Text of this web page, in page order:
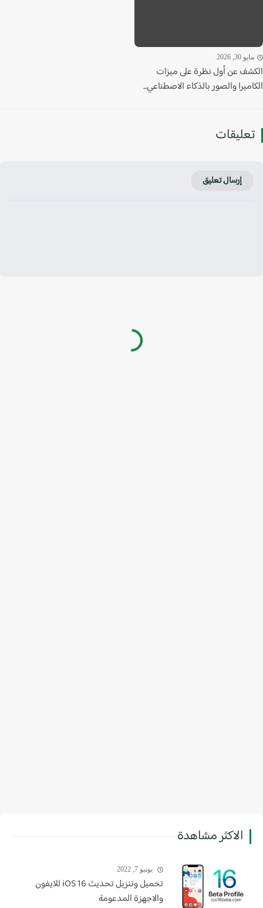
30, 2026
عن أول نظرة على ميزات
والصور بالذكاء الاصطناعي...
إرسال تعليق
الاكثر مشاهدة
يونيو 7, 2022
تحميل وتنزيل تحديث iOS 16 للايفون
والاجهزة المدعومة